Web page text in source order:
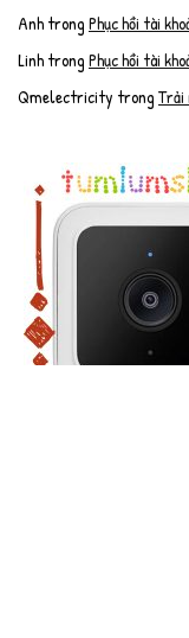
AnhtrongPhục hồi tài
LinhtrongPhục hồi tài
Qmelectricity trongTrải